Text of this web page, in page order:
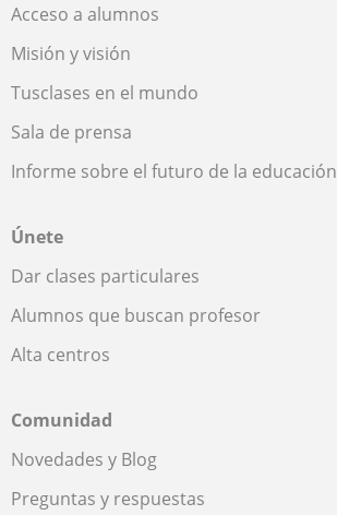
Acceso a alumnos
Misión y visión
Tusclases en el mundo
Sala de prensa
Informe sobre el futuro de la educación
Únete
Dar clases particulares
Alumnos que buscan profesor
Alta centros
Comunidad
Novedades y Blog
Preguntas y respuestas